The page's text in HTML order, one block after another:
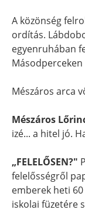
A közönség
ordítás.
egyenruhában
Mészáros arca
Mészáros
izé... a hitel jó.
„FELELŐSEN?"
felelősségről
emberek heti
iskolai füzetére